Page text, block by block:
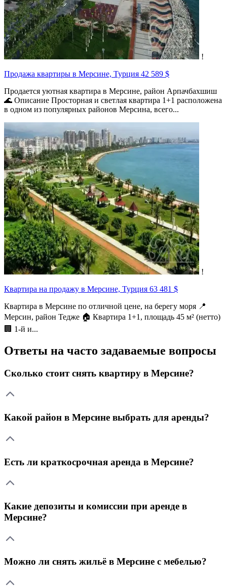
!
Продажа квартиры в Мерсине, Турция 42 589 $
Продается уютная квартира в Мерсине, район Арпачбахшиш
🌊 Описание Просторная и светлая квартира 1+1 расположена
в одном из популярных районов Мерсина, всего...
!
Квартира на продажу в Мерсине, Турция 63 481 $
Квартира в Мерсине по отличной цене, на берегу моря 📍
Мерсин, район Тедже 🏠 Квартира 1+1, площадь 45 м² (нетто)
🏢 1-й и...
Ответы на часто задаваемые вопросы
Сколько стоит снять квартиру в Мерсине?
Какой район в Мерсине выбрать для аренды?
Есть ли краткосрочная аренда в Мерсине?
Какие депозиты и комиссии при аренде в
Мерсине?
Можно ли снять жильё в Мерсине с мебелью?